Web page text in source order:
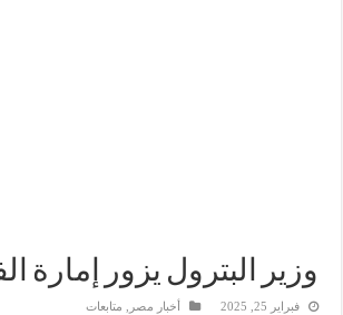
محافظ مطروح يبحث مع رئيس شركة “كارجاس” حل
وزير البترول يزور إمارة
فبراير 25, 2025 أخبار مصر متابعات